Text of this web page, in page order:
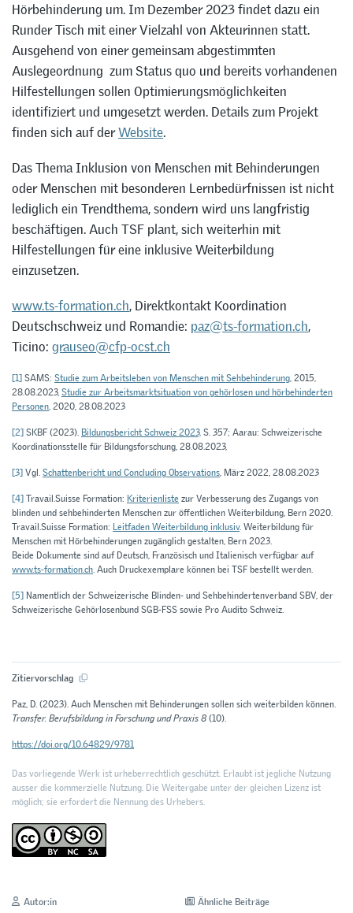
Hörbehinderung um. Im Dezember 2023 findet dazu ein
Runder Tisch mit einer Vielzahl von Akteurinnen statt.
Ausgehend von einer gemeinsam abgestimmten
Auslegeordnung zum Status quo und bereits vorhandenen
Hilfestellungen sollen Optimierungsmöglichkeiten
identifiziert und umgesetzt werden. Details zum Projekt
finden sich auf derWebsite.
Das Thema Inklusion von Menschen mit Behinderungen
oder Menschen mit besonderen Lernbedürfnissen ist nicht
lediglich ein Trendthema, sondern wird uns langfristig
beschäftigen. Auch TSF plant, sich weiterhin mit
Hilfestellungen für eine inklusive Weiterbildung
einzusetzen.
www.ts-formation.ch, Direktkontakt Koordination
Deutschschweiz und Romandie: paz@ts-formation.ch,
Ticino: grauseo@cfp-ocst.ch
[1]SAMS: Studie zum Arbeitsleben von Menschen mit Sehbehinderung, 2015,
28.08.2023,Studie zur Arbeitsmarktsituation von gehörlosen und hörbehinderten
Personen, 2020, 28.08.2023
[2]SKBF (2023). Bildungsbericht Schweiz 2023,S. 357; Aarau: Schweizerische
Koordinationsstelle für Bildungsforschung, 28.08.2023,
[3]Vgl.Schattenbericht und Concluding Observations, März 2022, 28.08.2023
[4]Travail.Suisse Formation: Kriterienlistezur Verbesserung des Zugangs von
blinden und sehbehinderten Menschen zur öffentlichen Weiterbildung, Bern 2020.
Travail.Suisse Formation: Leitfaden Weiterbildung inklusiv. Weiterbildung für
Menschen mit Hörbehinderungen zugänglich gestalten, Bern 2023.
Beide Dokumente sind auf Deutsch, Französisch und Italienisch verfügbar auf
www.ts-formation.ch. Auch Druckexemplare können bei TSF bestellt werden.
[5] Namentlich der Schweizerische Blinden- und Sehbehindertenverband SBV, der
Schweizerische Gehörlosenbund SGB-FSS sowie Pro Audito Schweiz.
Zitiervorschlag
Paz, D. (2023). Auch Menschen mit Behinderungen sollen sich weiterbilden können.
Transfer. Berufsbildung in Forschung und Praxis 8(10).
https://doi.org/10.64829/9781
Das vorliegende Werk ist urheberrechtlich geschützt. Erlaubt ist jegliche Nutzung
ausser die kommerzielle Nutzung. Die Weitergabe unter der gleichen Lizenz ist
möglich; sie erfordert die Nennung des Urhebers.
Autor:in Ähnliche Beiträge